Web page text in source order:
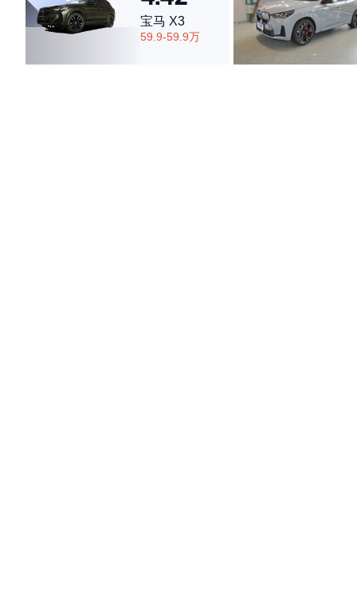
宝马 X3
59.9-59.9万